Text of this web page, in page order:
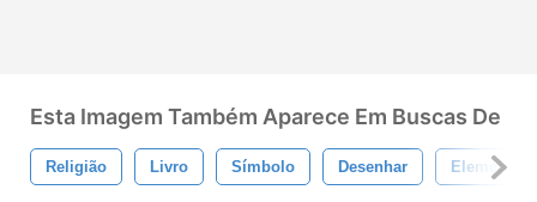
Esta Imagem Também Aparece Em Buscas De
Religião Livro Símbolo Desenhar Elemento